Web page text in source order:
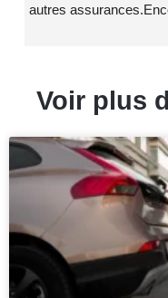
par leur sérieux,
Voir plus